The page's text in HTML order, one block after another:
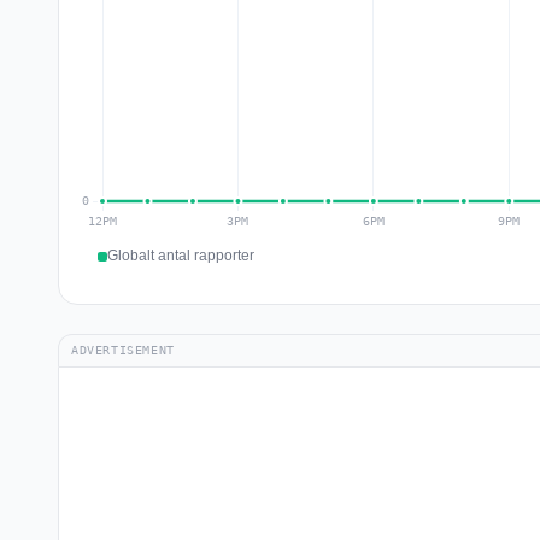
Globalt antal rapporter
ADVERTISEMENT